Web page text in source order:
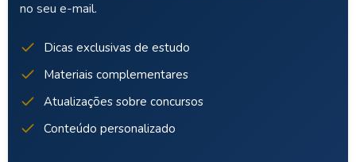
no seu e-mail.
Dicas exclusivas de estudo
Materiais complementares
Atualizações sobre concursos
Conteúdo personalizado